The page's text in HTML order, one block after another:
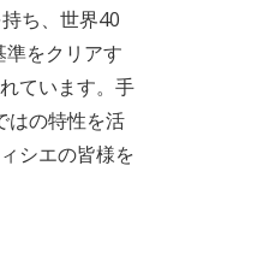
ち、世界40
準をクリアす
ています。手
はの特性を活
シエの皆様を